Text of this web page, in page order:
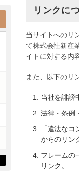
リンクに
当サイトへのリ
て株式会社新産
イトに対する内
また、以下のリ
当社を誹謗
法律・条例
「違法な
からのリン
フレームの
リンク。